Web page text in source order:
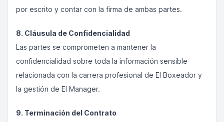
por escrito y contar con la firma de ambas partes.
8. Cláusula de Confidencialidad
Las partes se comprometen a mantener la
confidencialidad sobre toda la información sensible
relacionada con la carrera profesional de El Boxeador y
la gestión de El Manager.
9. Terminación del Contrato